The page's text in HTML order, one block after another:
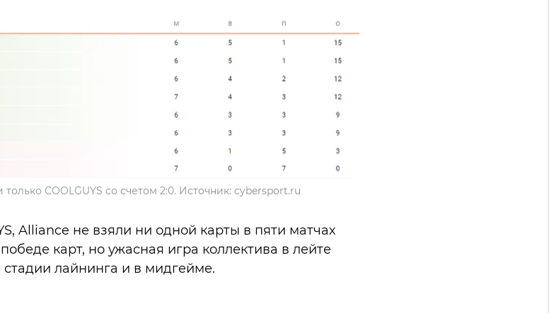
COOLGUYS со счетом 2:0. Источник: cybersport.ru
Alliance не взяли ни одной карты в пяти матчах
карт, но ужасная игра коллектива в лейте
лайнинга и в мидгейме.